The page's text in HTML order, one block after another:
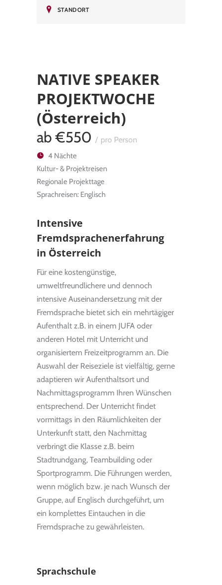
STANDORT
NATIVE SPEAKER
PROJEKTWOCHE
(Österreich)
ab €550 pro Person
4 Nächte
Kul­tur- & Pro­jekt­rei­sen
Regio­nale Pro­jekt­tage
Sprachreisen: Englisch
Intensive
Fremdsprachenerfahrung
in Österreich
Für eine kostengünstige,
umweltfreundlichere und dennoch
intensive Auseinandersetzung mit der
Fremdsprache bietet sich ein mehrtägiger
Aufenthalt z.B. in einem JUFA oder
anderen Hotel mit Unterricht und
organisiertem Freizeitprogramm an. Die
Auswahl der Reiseziele ist vielfältig, gerne
adaptieren wir Aufenthaltsort und
Nachmittagsprogramm Ihren Wünschen
entsprechend. Der Unterricht findet
vormittags in den Räumlichkeiten der
Unterkunft statt, den Nachmittag
verbringt die Klasse z.B. beim
Stadtrundgang, Teambuilding oder
Sportprogramm. Die Führungen werden,
wenn möglich bzw. je nach Wunsch der
Gruppe, auf Englisch durchgeführt, um
ein komplettes Eintauchen in die
Fremdsprache zu gewährleisten.
Sprachschule